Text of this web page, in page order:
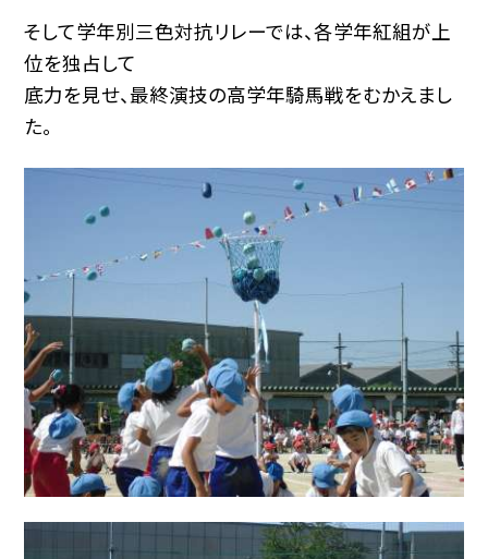
そして学年別三色対抗リレーでは、各学年紅組が上
位を独占して
底力を見せ、最終演技の高学年騎馬戦をむかえまし
た。